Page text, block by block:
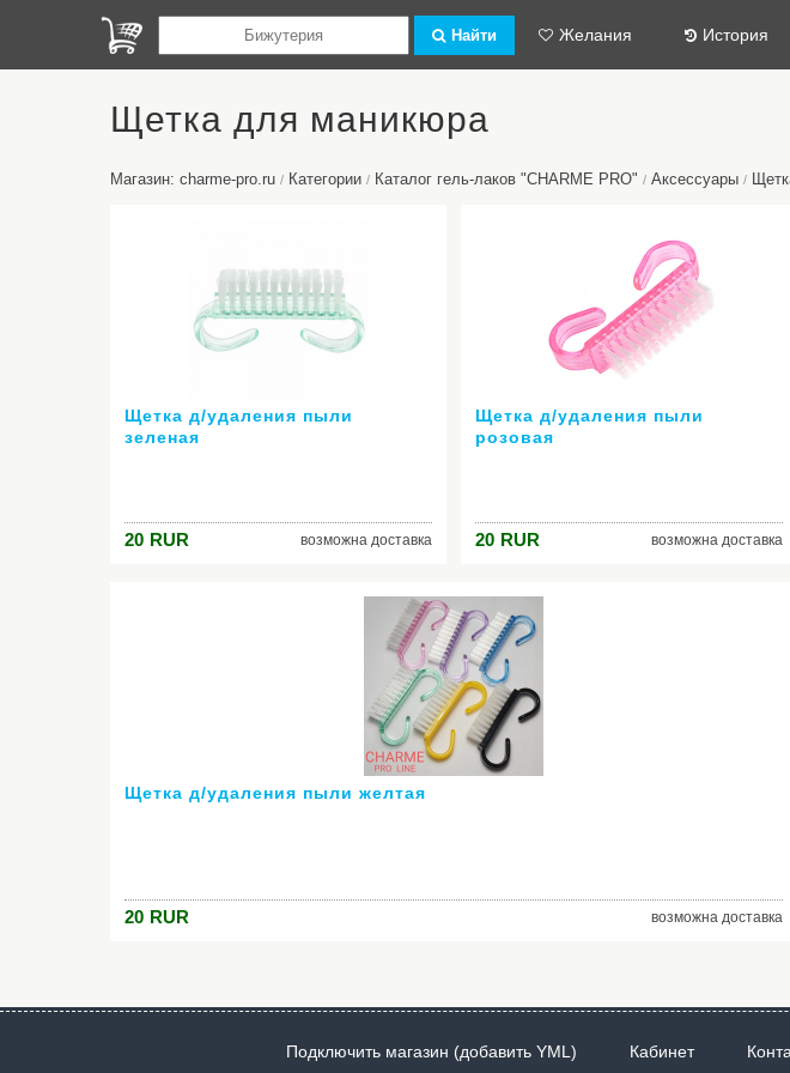
Найти Желания История
Щетка для маникюра
Магазин: charme-pro.ru / Категории / Каталог гель-лаков "CHARME PRO" / Аксессуары /
Щетка д/удаления пыли
зеленая
20 RUR возможна доставка
Щетка д/удаления пыли
розовая
20 RUR возможна доставка
Щетка д/удаления пыли желтая
20 RUR возможна доставка
Подключить магазин (добавить YML) Кабинет